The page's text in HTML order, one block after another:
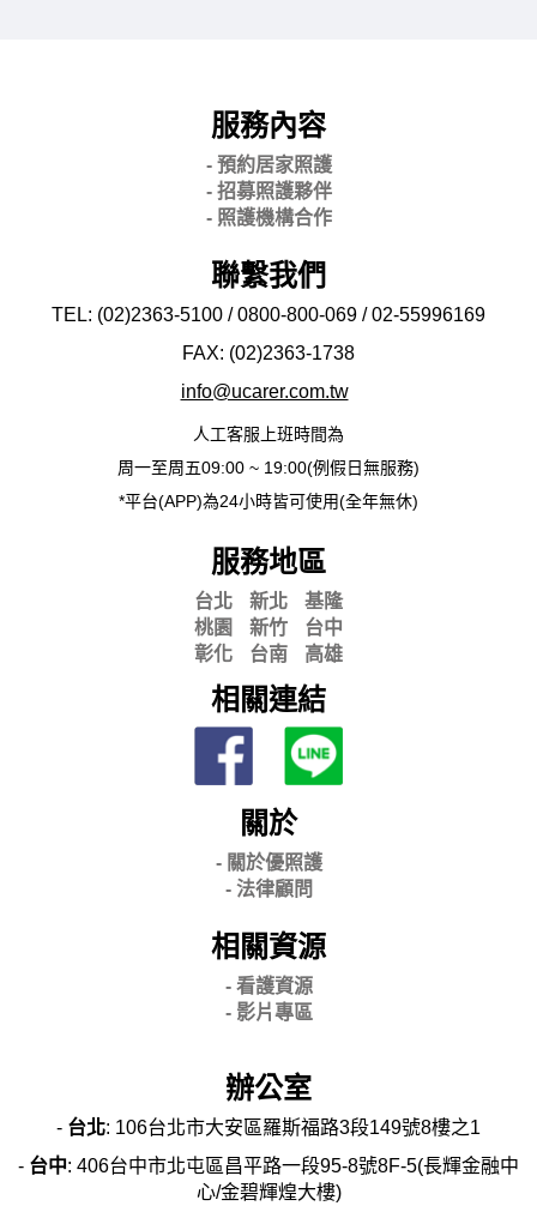
服務內容
- 預約居家照護
- 招募照護夥伴
- 照護機構合作
聯繫我們
TEL: (02)2363-5100 / 0800-800-069 / 02-55996169
FAX: (02)2363-1738
info@ucarer.com.tw
人工客服上班時間為
周一至周五09:00 ~ 19:00(例假日無服務)
*平台(APP)為24小時皆可使用(全年無休)
服務地區
台北 新北
基隆
桃園
新竹
台中
彰化
台南 高雄
相關連結
關於
- 關於優照護
- 法律顧問
相關資源
- 看護資源
- 影片專區
辦公室
- 台北: 106台北市大安區羅斯福路3段149號8樓之1
- 台中: 406台中市北屯區昌平路一段95-8號8F-5(長輝金融中
心/金碧輝煌大樓)